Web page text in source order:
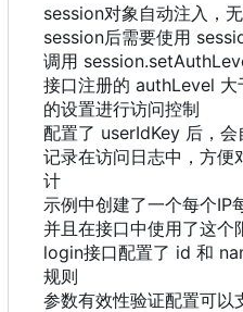
session对象自动注入 ，
session后需要使用
调用
接口注册的 authLevel
的设置进行访问控制
配置了 userIdKey 后，
记录在访问日志中 ， 方便
计
示例中创建了一个每个IP
并且在接口中使用了这个
login接口配置了 id 和
规则
参数有效性验证配置可以